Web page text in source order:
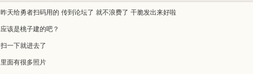
昨天给勇者扫码用的 传到论坛了 就不浪费了 干脆发出来好啦
应该是桃子建的吧？
扫一下就进去了
里面有很多照片